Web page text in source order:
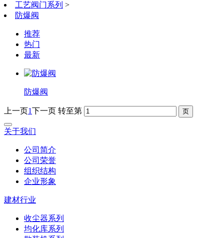
工艺阀门系列 >
防爆阀
推荐
热门
最新
防爆阀
上一页1下一页 转至第
关于我们
公司简介
公司荣誉
组织结构
企业形象
建材行业
收尘器系列
均化库系列